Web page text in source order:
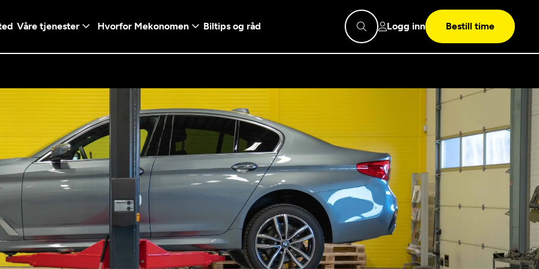
Våre tjenester
- Vanlig bil
Diagnose/Feilsøking
Mekonomen
Bilkonto
Les mer
Mekonomen Fleet
Hvorfor Mekonomen
valg
og fabrikkgaranti
Biltips og råd Logg inn Bestill time
konto ved å klikke på
Logg inn med Vipps
Telefonnummer
Norway
+47
Søk